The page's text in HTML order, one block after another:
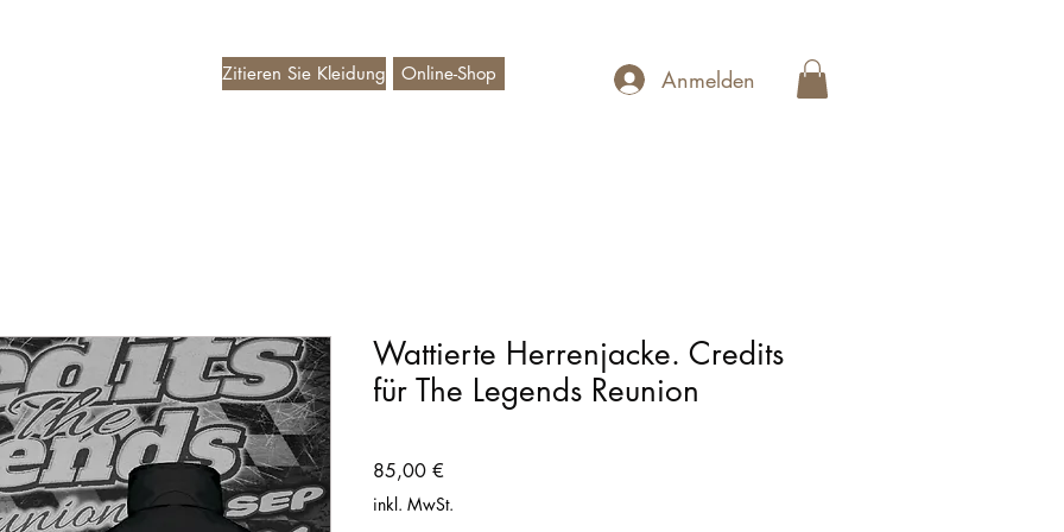
Zitieren Sie Kleidung Anmelden
Online-Shop
Wattierte Herrenjacke. Credits
für The Legends Reunion
85,00 €Preis
inkl. MwSt.